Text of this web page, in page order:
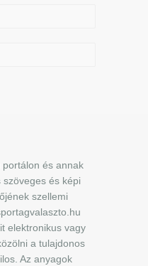
portálon és annak
és képi
szellemi
elektronikus vagy
a tulajdonos
Az anyagok